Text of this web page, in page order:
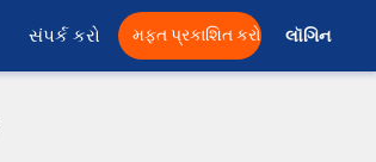
સંપર્ક કરો મફત પ્રકાશિત કરો લૉગિન